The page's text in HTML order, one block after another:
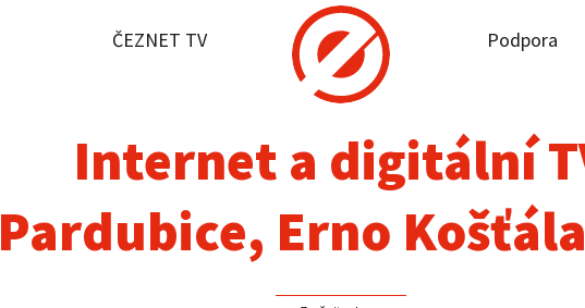
ČEZNET TV Podpora
Internet
Podpora
Internet a digitální
Pardubice, Erno